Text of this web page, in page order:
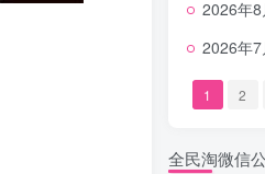
2026年8月1日 周末囤
2026年7月31日 盒马
1 2
全民淘微信